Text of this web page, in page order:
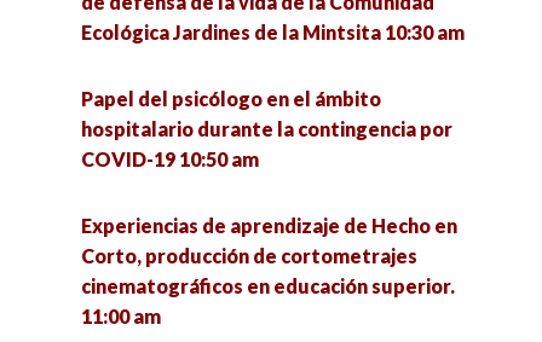
Presupuestos participativos en Jalisco y Ciudad
La política: estructura y proceso 4:00 pm
defensa de la vida de la Comunidad Ecológica
Jardines de la Mintsita 4:30 pm
Repercusiones en el Marco Normativo y la
Cuidado de la salud mental en tiempos de
Importancia del acompañamiento en la salud
mental en el contexto universitario. Experiencia
Liderazgo 360°, un Liderazgo sin Cargo 11:00 am
Ecológica Jardines de la Mintsita 10:30 am
Papel del psicólogo en el ámbito
hospitalario durante la contingencia por
COVID-19 10:50 am
Experiencias de aprendizaje de Hecho en
Corto, producción de cortometrajes
cinematográficos en educación superior.
11:00 am